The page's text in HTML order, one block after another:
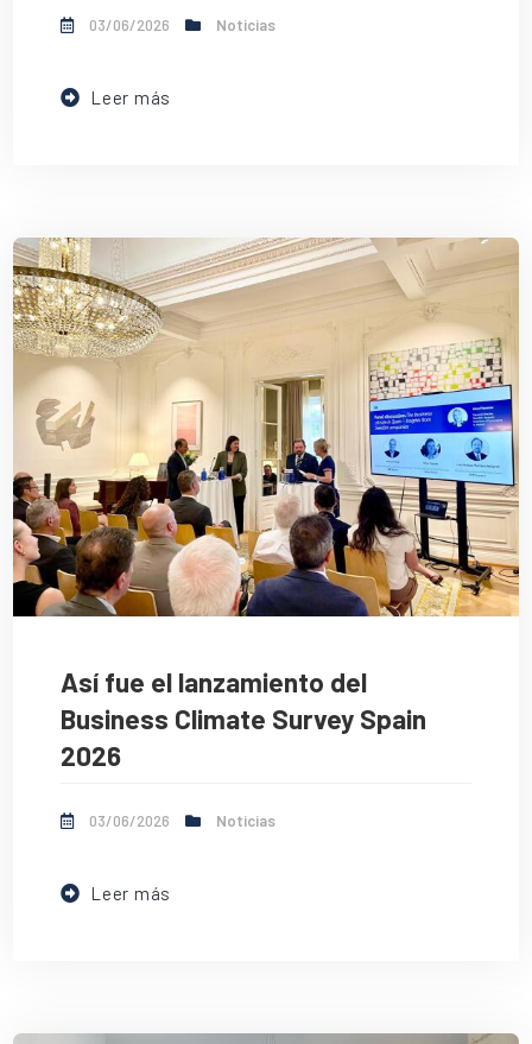
03/06/2026 Noticias
Leer más
Así fue el lanzamiento del
Business Climate Survey Spain
2026
03/06/2026 Noticias
Leer más